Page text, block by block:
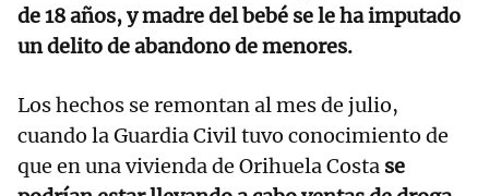
de 18 años, y madre del bebé se le ha imputado
un delito de abandono de menores.
Los hechos se remontan al mes de julio,
cuando la Guardia Civil tuvo conocimiento de
que en una vivienda de Orihuela Costa se